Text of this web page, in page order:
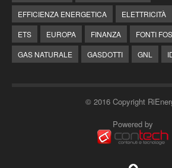
EFFICIENZA ENERGETICA
ELETTRICITÀ
ETS
EUROPA FINANZA
FONTI
GAS NATURALE
GASDOTTI GNL
© 2016 Copyright
Powered by